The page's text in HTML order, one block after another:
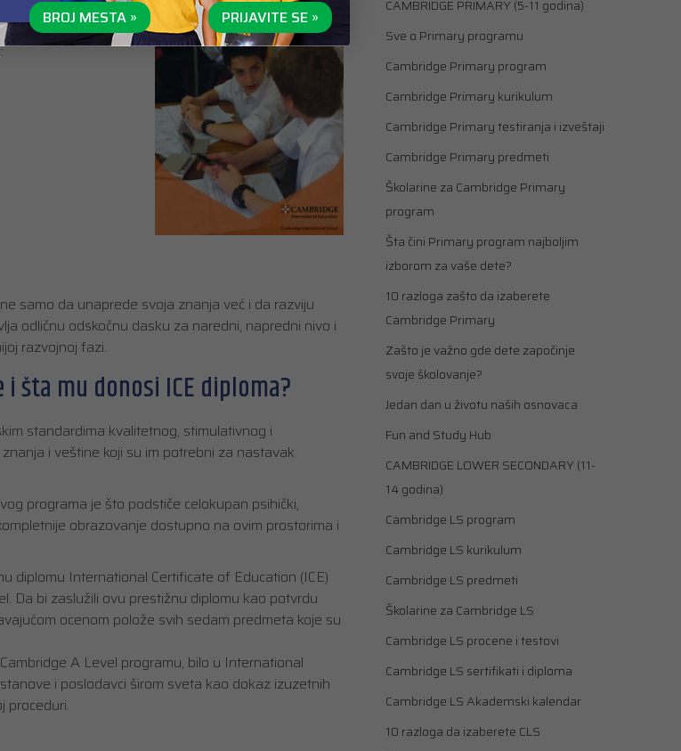
samo da unaprede svoja znanja već i da razviju
odličnu odskočnu dasku za naredni, napredni nivo i
razvojnoj fazi.
šta mu donosi ICE diploma?
standardima kvalitetnog, stimulativnog i
i veštine koji su im potrebni za nastavak
programa je što podstiče celokupan psihički,
obrazovanje dostupno na ovim prostorima i
diplomu International Certificate of Education (ICE)
Da bi zaslužili ovu prestižnu diplomu kao potvrdu
ocenom polože svih sedam predmeta koje su
A Level programu, bilo u International
i poslodavci širom sveta kao dokaz izuzetnih
proceduri.
CAMBRIDGE PRIMARY (5-11 godina)
Sve o Primary programu
Cambridge Primary program
Cambridge Primary kurikulum
Cambridge Primary testiranja i izveštaji
Cambridge Primary predmeti
Školarine za Cambridge Primary
program
Šta čini Primary program najboljim
izborom za vaše dete?
10 razloga zašto da izaberete
Cambridge Primary
Zašto je važno gde dete započinje
svoje školovanje?
Jedan dan u životu naših osnovaca
Fun and Study Hub
CAMBRIDGE LOWER SECONDARY (11-
14 godina)
Cambridge LS program
Cambridge LS kurikulum
Cambridge LS predmeti
Školarine za Cambridge LS
Cambridge LS procene i testovi
Cambridge LS sertifikati i diploma
Cambridge LS Akademski kalendar
10 razloga da izaberete CLS
BROJ MESTA » PRIJAVITE SE »